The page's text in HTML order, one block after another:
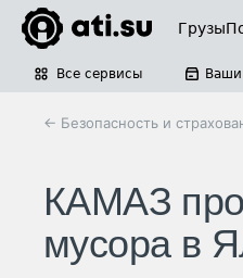
Грузы
Все сервисы Ваши
← Безопасность и
КАМАЗ
мусора в